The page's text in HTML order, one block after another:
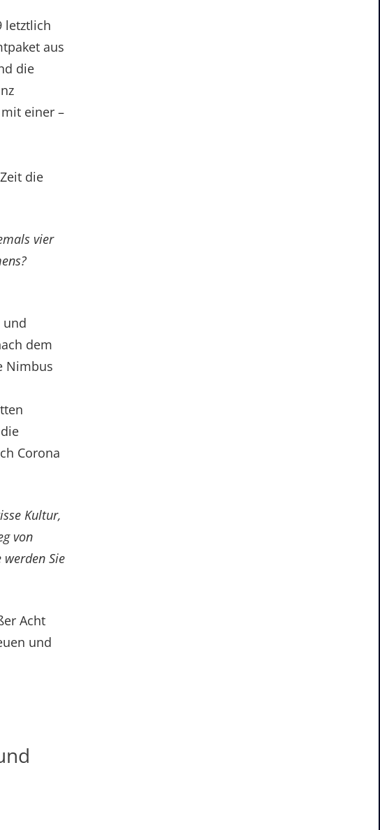
letztlich
aus
die
einer –
die
vier
und
dem
Nimbus
Corona
Kultur,
von
Sie
Acht
und